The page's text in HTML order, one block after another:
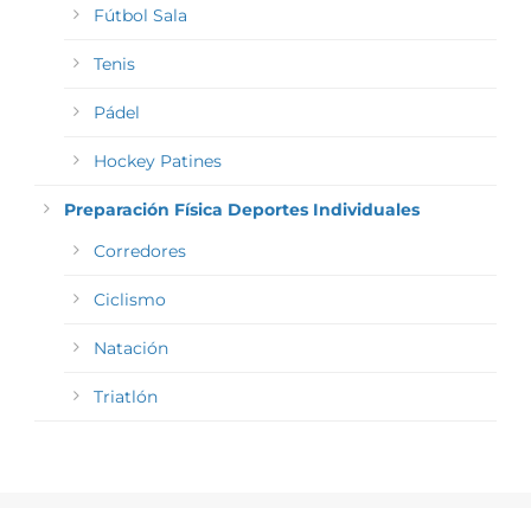
Fútbol Sala
Tenis
Pádel
Hockey Patines
Preparación Física Deportes Individuales
Corredores
Ciclismo
Natación
Triatlón